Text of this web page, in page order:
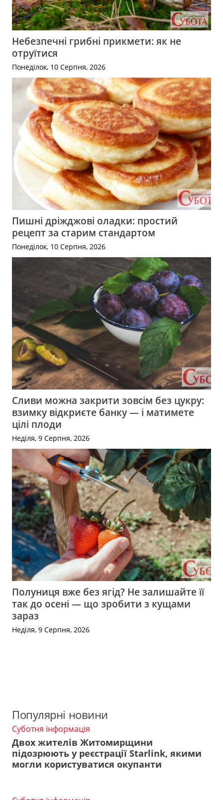
Небезпечні грибні прикмети: як не
отруїтися
Понеділок, 10 Серпня, 2026
Пишні дріжджові оладки: простий
рецепт за старим стандартом
Понеділок, 10 Серпня, 2026
Сливи можна закрити зовсім без цукру:
взимку відкриєте банку — і матимете
цілі плоди
Неділя, 9 Серпня, 2026
Полуниця вже без ягід? Не залишайте її
так до осені — що зробити з кущами
зараз
Неділя, 9 Серпня, 2026
Популярні новини
Суботня інформація
Двох жителів Житомирщини
підозрюють у реєстрації Starlink, якими
могли користуватися окупанти